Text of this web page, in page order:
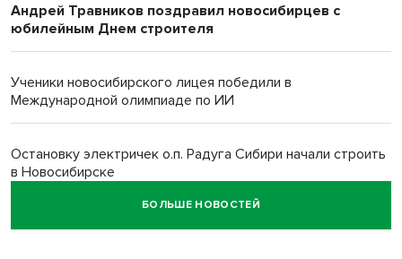
Андрей Травников поздравил новосибирцев с
юбилейным Днем строителя
Ученики новосибирского лицея победили в
Международной олимпиаде по ИИ
Остановку электричек о.п. Радуга Сибири начали строить
в Новосибирске
БОЛЬШЕ НОВОСТЕЙ